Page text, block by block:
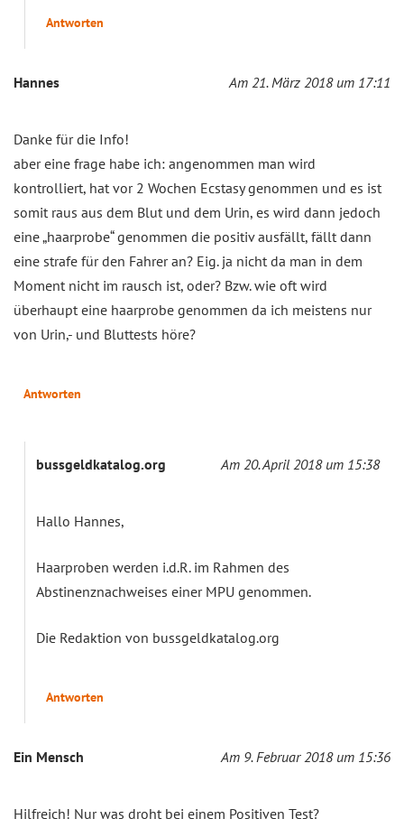
Antworten
Hannes Am 21. März 2018 um 17:11
Danke für die Info!
aber eine frage habe ich: angenommen man wird
kontrolliert, hat vor 2 Wochen Ecstasy genommen und es ist
somit raus aus dem Blut und dem Urin, es wird dann jedoch
eine „haarprobe“ genommen die positiv ausfällt, fällt dann
eine strafe für den Fahrer an? Eig. ja nicht da man in dem
Moment nicht im rausch ist, oder? Bzw. wie oft wird
überhaupt eine haarprobe genommen da ich meistens nur
von Urin,- und Bluttests höre?
Antworten
bussgeldkatalog.org Am 20. April 2018 um 15:38
Hallo Hannes,
Haarproben werden i.d.R. im Rahmen des
Abstinenznachweises einer MPU genommen.
Die Redaktion von bussgeldkatalog.org
Antworten
Ein Mensch Am 9. Februar 2018 um 15:36
Hilfreich! Nur was droht bei einem Positiven Test?